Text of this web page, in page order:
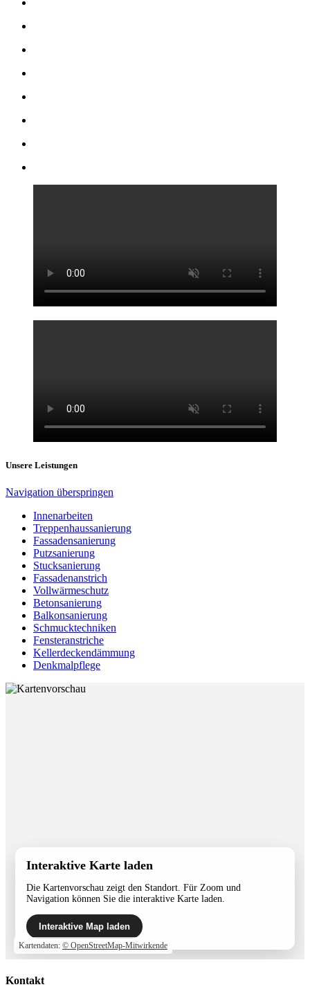
Unsere Leistungen
Navigation überspringen
Innenarbeiten
Treppenhaussanierung
Fassadensanierung
Putzsanierung
Stucksanierung
Fassadenanstrich
Vollwärmeschutz
Betonsanierung
Balkonsanierung
Schmucktechniken
Fensteranstriche
Kellerdeckendämmung
Denkmalpflege
Interaktive Karte laden
Die Kartenvorschau zeigt den Standort. Für Zoom und
Navigation können Sie die interaktive Karte laden.
Interaktive Map laden
Kartendaten: © OpenStreetMap-Mitwirkende
Kontakt